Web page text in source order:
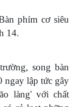
song bàn
ngay lập tức gây
làng' với chất